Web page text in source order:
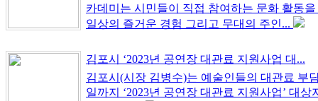
카데미는 시민들이 직접 참여하는 문화 활동
일상의 즐거운 경험 그리고 무대의 주인...
김포시 ‘2023년 공연장 대관료 지원사업 대...
김포시(시장 김병수)는 예술인들의 대관료 부
일까지 ‘2023년 공연장 대관료 지원사업’ 대